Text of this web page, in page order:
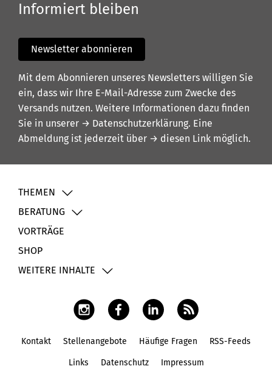
Informiert bleiben
Newsletter abonnieren
Mit dem Abonnieren unseres Newsletters willigen Sie
ein, dass wir Ihre E-Mail-Adresse zum Zwecke des
Versands nutzen. Weitere Informationen dazu finden
Sie in unserer → Datenschutzerklärung. Eine
Abmeldung ist jederzeit über → diesen Link möglich.
THEMEN
BERATUNG
VORTRÄGE
SHOP
WEITERE INHALTE
Kontakt Stellenangebote Häufige Fragen RSS-Feeds
Links Datenschutz Impressum